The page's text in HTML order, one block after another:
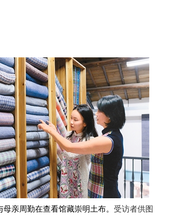
母亲周勤在查看馆藏崇明土布。 受访者供图